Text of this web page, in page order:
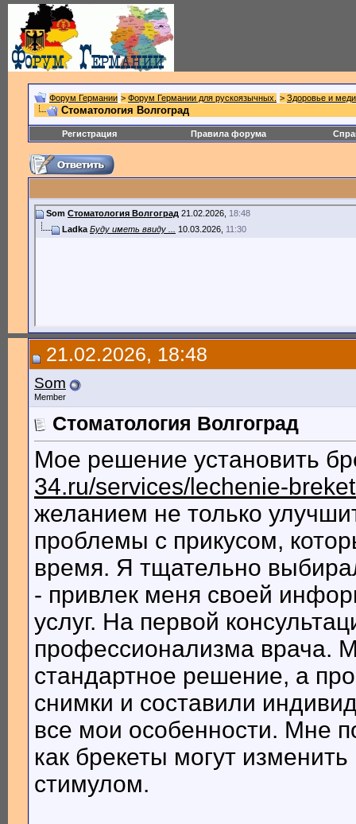
Форум Германии > Форум Германии для рускоязычных. > Здоровье и
Стоматология Волгоград
Регистрация Правила форума
Som Стоматология Волгоград 21.02.2026, 18:48
Ladka Буду иметь ввиду ... 10.03.2026, 11:30
21.02.2026, 18:48
Som
Member
Стоматология Волгоград
Мое решение установить
34.ru/services/lechenie-
желанием не только
проблемы с прикусом,
время. Я тщательно
- привлек меня своей
услуг. На первой
профессионализма врача.
стандартное решение, а
снимки и составили
все мои особенности. Мне
как брекеты могут
стимулом.